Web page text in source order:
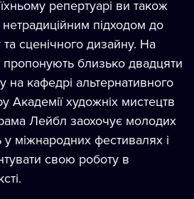
репертуарі ви також
підходом до
сценічного дизайну. На
близько двадцяти
на кафедрі альтернативного
Академії художніх мистецтв
Лейбл заохочує молодих
у міжнародних фестивалях і
свою роботу в